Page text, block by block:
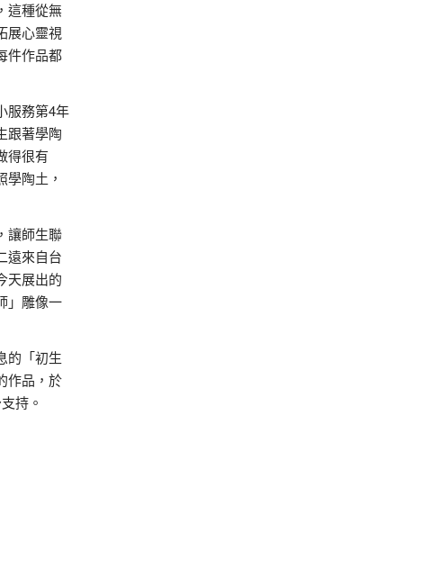
這種從無
展心靈視
件作品都
服務第4年
跟著學陶
得很有
陶土，
讓師生聯
遠來自台
天展出的
」雕像一
的「初生
作品，於
持。